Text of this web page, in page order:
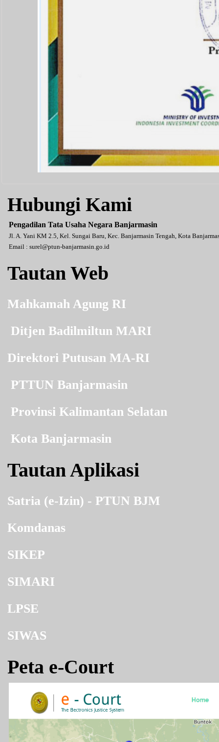
Hubungi Kami
Pengadilan Tata Usaha Negara Banjarmasin
Jl. A. Yani KM 2.5, Kel. Sungai Baru, Kec. Banjarmasin Tengah, Kota
Email : surel@ptun-banjarmasin.go.id
Tautan Web
Mahkamah Agung RI
Ditjen Badilmiltun MARI
Direktori Putusan MA-RI
PTTUN Banjarmasin
Provinsi Kalimantan Selatan
Kota Banjarmasin
Tautan Aplikasi
Satria (e-Izin) - PTUN BJM
Komdanas
SIKEP
SIMARI
LPSE
SIWAS
Peta e-Court